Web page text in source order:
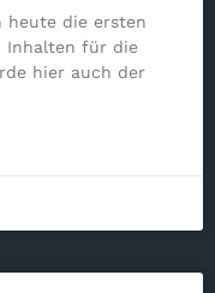
heute die ersten
Inhalten für die
hier auch der